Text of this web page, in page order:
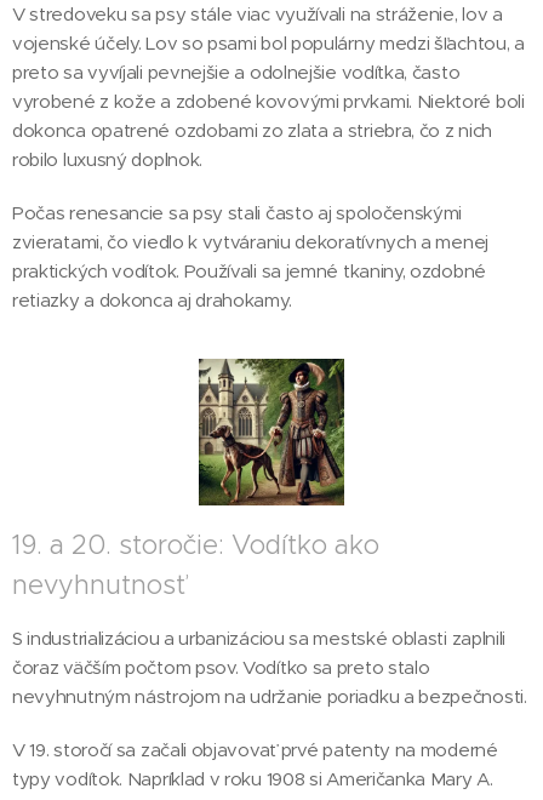
V stredoveku sa psy stále viac využívali na stráženie, lov a
vojenské účely. Lov so psami bol populárny medzi šľachtou, a
preto sa vyvíjali pevnejšie a odolnejšie vodítka, často
vyrobené z kože a zdobené kovovými prvkami. Niektoré boli
dokonca opatrené ozdobami zo zlata a striebra, čo z nich
robilo luxusný doplnok.
Počas renesancie sa psy stali často aj spoločenskými
zvieratami, čo viedlo k vytváraniu dekoratívnych a menej
praktických vodítok. Používali sa jemné tkaniny, ozdobné
retiazky a dokonca aj drahokamy.
19. a 20. storočie: Vodítko ako
nevyhnutnosť
S industrializáciou a urbanizáciou sa mestské oblasti zaplnili
čoraz väčším počtom psov. Vodítko sa preto stalo
nevyhnutným nástrojom na udržanie poriadku a bezpečnosti.
V 19. storočí sa začali objavovať prvé patenty na moderné
typy vodítok. Napríklad v roku 1908 si Američanka Mary A.